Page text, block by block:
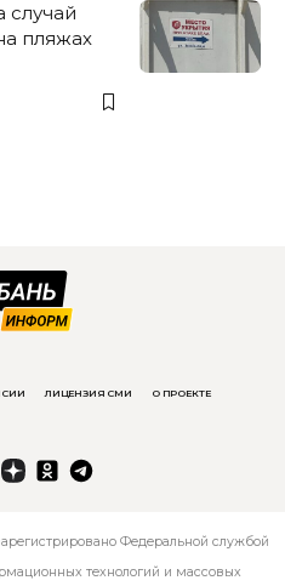
случай
пляжах
ЛИЦЕНЗИЯ СМИ О ПРОЕКТЕ
Федеральной службой
технологий и массовых